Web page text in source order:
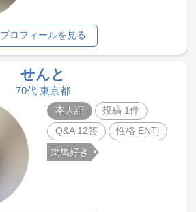
プロフィールを見る
せんと
70代 東京都
本人証
投稿 1件
Q&A 12答
性格 ENTj
乗馬好き